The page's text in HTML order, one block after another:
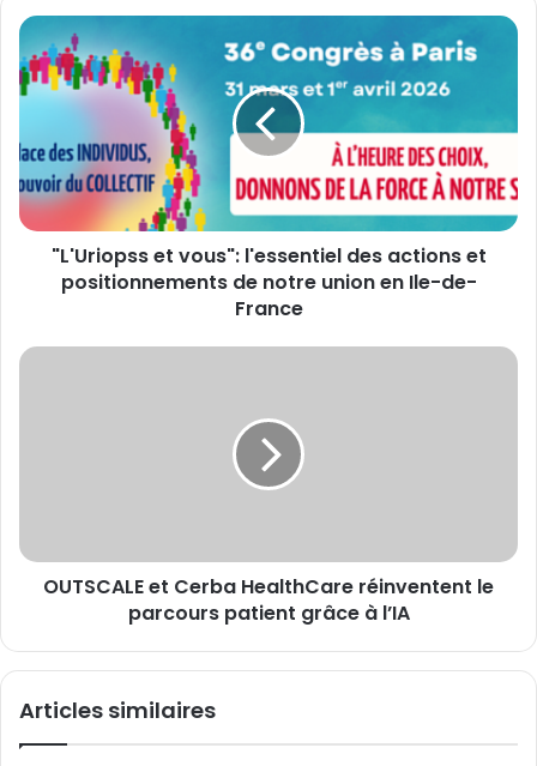
"L'Uriopss
et
vous":
l'essentiel
actions
et
positionnements
de
notre
de-
"L'Uriopss et vous": l'essentiel des actions et
positionnements de notre union en Ile-de-
France
OUTSCALE
grâce
OUTSCALE et Cerba HealthCare réinventent le
parcours patient grâce à l’IA
Articles similaires